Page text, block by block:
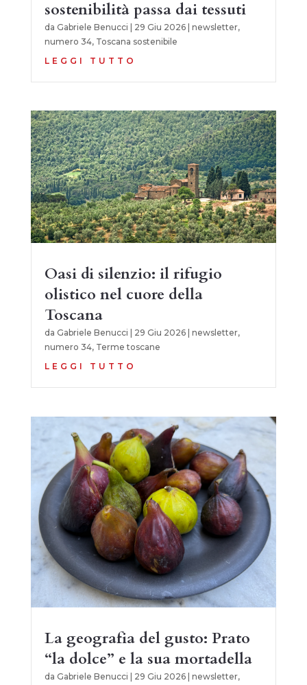
sostenibilità passa dai tessuti
da Gabriele Benucci 29 Giu 2026| newsletter,
numero 34, Toscana sostenibile
LEGGI TUTTO
Oasi di silenzio: il rifugio
olistico nel cuore della
Toscana
da Gabriele Benucci 29 Giu 2026| newsletter,
numero 34, Terme toscane
LEGGI TUTTO
La geografia del gusto: Prato
“la dolce” e la sua mortadella
da Gabriele Benucci 29 Giu 2026| newsletter,